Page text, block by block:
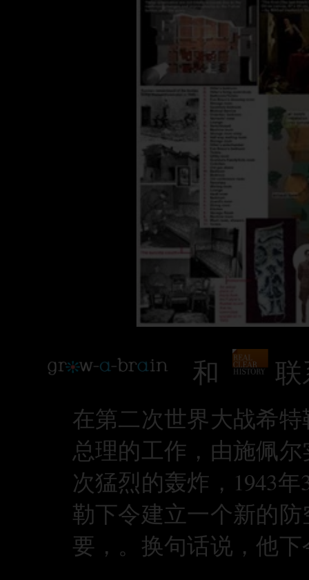
和
在第二次世界大战希
总理的工作，由施佩
次猛烈的轰炸，1943
勒下令建立一个新的
要，。换句话说，他